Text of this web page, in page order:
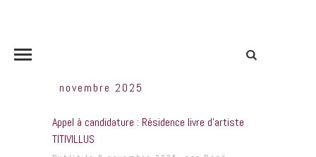
novembre 2025
Appel à candidature : Résidence livre d’artiste
TITIVILLUS